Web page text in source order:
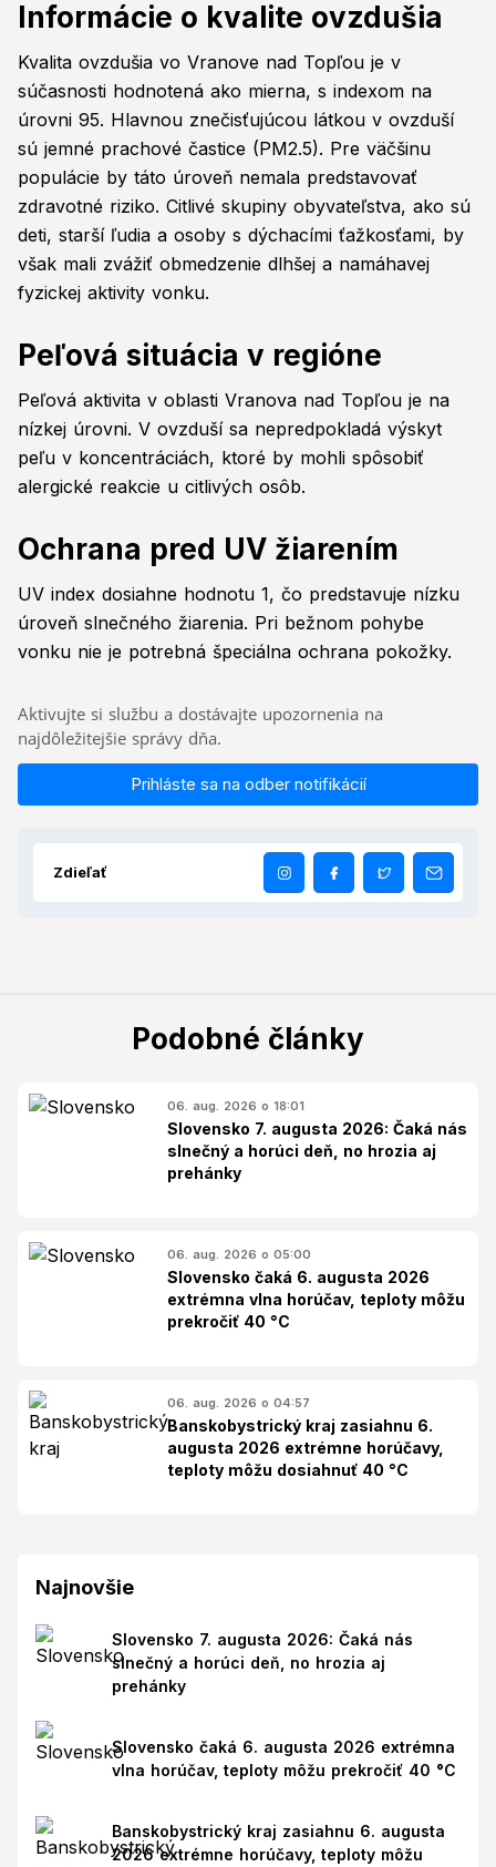
Informácie o kvalite ovzdušia
Kvalita ovzdušia vo Vranove nad Topľou je v
súčasnosti hodnotená ako mierna, s indexom na
úrovni 95. Hlavnou znečisťujúcou látkou v ovzduší
sú jemné prachové častice (PM2.5). Pre väčšinu
populácie by táto úroveň nemala predstavovať
zdravotné riziko. Citlivé skupiny obyvateľstva, ako sú
deti, starší ľudia a osoby s dýchacími ťažkosťami, by
však mali zvážiť obmedzenie dlhšej a namáhavej
fyzickej aktivity vonku.
Peľová situácia v regióne
Peľová aktivita v oblasti Vranova nad Topľou je na
nízkej úrovni. V ovzduší sa nepredpokladá výskyt
peľu v koncentráciách, ktoré by mohli spôsobiť
alergické reakcie u citlivých osôb.
Ochrana pred UV žiarením
UV index dosiahne hodnotu 1, čo predstavuje nízku
úroveň slnečného žiarenia. Pri bežnom pohybe
vonku nie je potrebná špeciálna ochrana pokožky.
Aktivujte si službu a dostávajte upozornenia na
najdôležitejšie správy dňa.
Prihláste sa na odber notifikácií
Zdieľať
Podobné články
06. aug. 2026 o 18:01
Slovensko 7. augusta 2026: Čaká nás
slnečný a horúci deň, no hrozia aj
prehánky
06. aug. 2026 o 05:00
Slovensko čaká 6. augusta 2026
extrémna vlna horúčav, teploty môžu
prekročiť 40 °C
06. aug. 2026 o 04:57
Banskobystrický kraj zasiahnu 6.
augusta 2026 extrémne horúčavy,
teploty môžu dosiahnuť 40 °C
Najnovšie
Slovensko 7. augusta 2026: Čaká nás
slnečný a horúci deň, no hrozia aj
prehánky
Slovensko čaká 6. augusta 2026 extrémna
vlna horúčav, teploty môžu prekročiť 40 °C
Banskobystrický kraj zasiahnu 6. augusta
2026 extrémne horúčavy, teploty môžu